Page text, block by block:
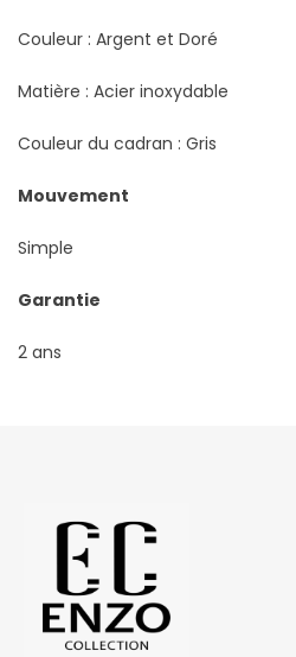
Couleur : Argent et Doré
Matière : Acier inoxydable
Couleur du cadran : Gris
Mouvement
Simple
Garantie
2 ans